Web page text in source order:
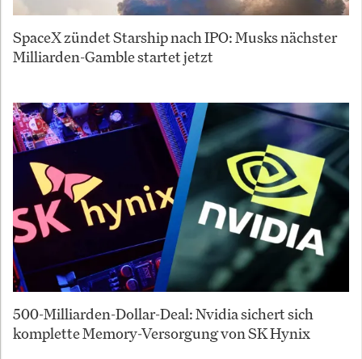
SpaceX zündet Starship nach IPO: Musks nächster
Milliarden-Gamble startet jetzt
500-Milliarden-Dollar-Deal: Nvidia sichert sich
komplette Memory-Versorgung von SK Hynix